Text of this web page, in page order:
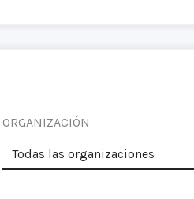
ORGANIZACIÓN